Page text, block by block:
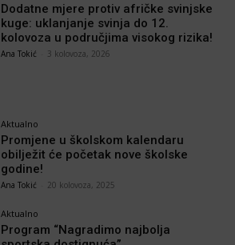
Dodatne mjere protiv afričke svinjske
kuge: uklanjanje svinja do 12.
kolovoza u područjima visokog rizika!
Ana Tokić 3 kolovoza, 2026
Aktualno
Promjene u školskom kalendaru
obilježit će početak nove školske
godine!
Ana Tokić 20 kolovoza, 2025
Aktualno
Program “Nagradimo najbolja